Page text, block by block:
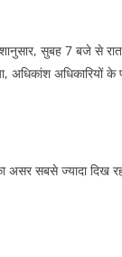
सुबह 7 बजे से
अधिकारियों के
सबसे ज्यादा दिख